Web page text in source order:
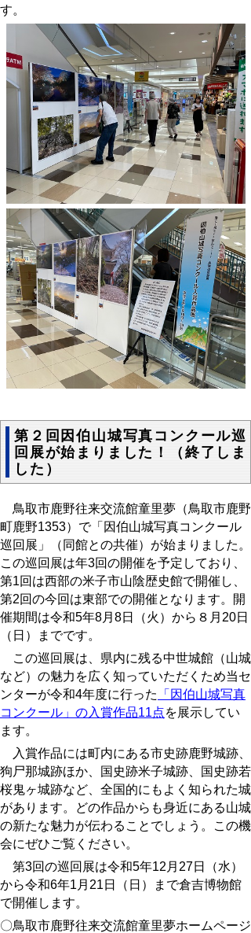
す。
第２回因伯山城写真コンクール巡
回展が始まりました！（終了しま
した）
鳥取市鹿野往来交流館童里夢（鳥取市鹿野
町鹿野1353）で「因伯山城写真コンクール
巡回展」（同館との共催）が始まりました。
この巡回展は年3回の開催を予定しており、
第1回は西部の米子市山陰歴史館で開催し、
第2回の今回は東部での開催となります。開
催期間は令和5年8月8日（火）から８月20日
（日）までです。
この巡回展は、県内に残る中世城館（山城
など）の魅力を広く知っていただくため当セ
ンターが令和4年度に行った
「因伯山城写真
コンクール」の入賞作品11点を展示してい
ます。
入賞作品には町内にある市史跡鹿野城跡、
狗尸那城跡ほか、国史跡米子城跡、国史跡若
桜鬼ヶ城跡など、全国的にもよく知られた城
があります。どの作品からも身近にある山城
の新たな魅力が伝わることでしょう。この機
会にぜひご覧ください。
第3回の巡回展は令和5年12月27日（水）
から令和6年1月21日（日）まで倉吉博物館
で開催します。
〇鳥取市鹿野往来交流館童里夢ホームページ